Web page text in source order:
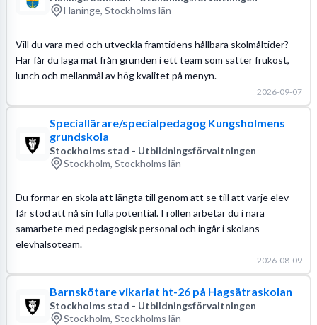
Haninge, Stockholms län
Vill du vara med och utveckla framtidens hållbara skolmåltider?
Här får du laga mat från grunden i ett team som sätter frukost,
lunch och mellanmål av hög kvalitet på menyn.
2026-09-07
Speciallärare/specialpedagog Kungsholmens
grundskola
Stockholms stad - Utbildningsförvaltningen
Stockholm, Stockholms län
Du formar en skola att längta till genom att se till att varje elev
får stöd att nå sin fulla potential. I rollen arbetar du i nära
samarbete med pedagogisk personal och ingår i skolans
elevhälsoteam.
2026-08-09
Barnskötare vikariat ht-26 på Hagsätraskolan
Stockholms stad - Utbildningsförvaltningen
Stockholm, Stockholms län